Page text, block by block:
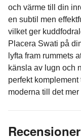
och värme till din
en subtil men
vilket ger
Placera Swati på
lyfta fram rummets
känsla av lugn och
perfekt
moderna till det
Recensioner